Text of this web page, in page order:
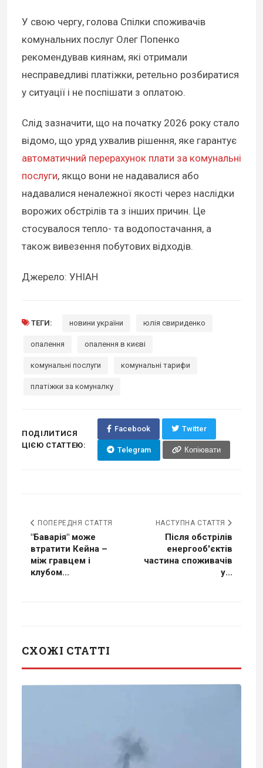
У свою чергу, голова Спілки споживачів
комунальних послуг Олег Попенко
рекомендував киянам, які отримали
несправедливі платіжки, ретельно розбиратися
у ситуації і не поспішати з оплатою.
Слід зазначити, що на початку 2026 року стало
відомо, що уряд ухвалив рішення, яке гарантує
автоматичний перерахунок плати за комунальні
послуги, якщо вони не надавалися або
надавалися неналежної якості через наслідки
ворожих обстрілів та з інших причин. Це
стосувалося тепло- та водопостачання, а
також вивезення побутових відходів.
Джерело: УНІАН
ТЕГИ: новини україни юлія свириденко
опалення опалення в києві
комунальні послуги комунальні тарифи
платіжки за комуналку
ПОДІЛИТИСЯ
ЦІЄЮ СТАТТЕЮ:
Facebook Twitter
Telegram Копіювати
ПОПЕРЕДНЯ СТАТТЯ
"Баварія" може
втратити Кейна –
між гравцем і
клубом...
НАСТУПНА СТАТТЯ
Після обстрілів
енергооб'єктів
частина споживачів
у...
СХОЖІ СТАТТІ